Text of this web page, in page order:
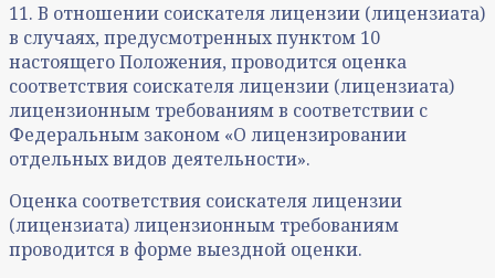
11. В отношении соискателя лицензии (лицензиата)
в случаях, предусмотренных пунктом 10
настоящего Положения, проводится оценка
соответствия соискателя лицензии (лицензиата)
лицензионным требованиям в соответствии с
Федеральным законом «О лицензировании
отдельных видов деятельности».
Оценка соответствия соискателя лицензии
(лицензиата) лицензионным требованиям
проводится в форме выездной оценки.